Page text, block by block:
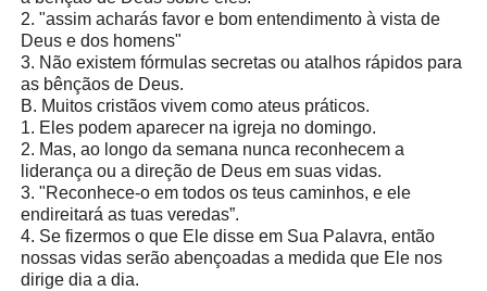
2. "assim acharás favor e bom entendimento à vista de
Deus e dos homens"
3. Não existem fórmulas secretas ou atalhos rápidos para
as bênçãos de Deus.
B. Muitos cristãos vivem como ateus práticos.
1. Eles podem aparecer na igreja no domingo.
2. Mas, ao longo da semana nunca reconhecem a
liderança ou a direção de Deus em suas vidas.
3. "Reconhece-o em todos os teus caminhos, e ele
endireitará as tuas veredas”.
4. Se fizermos o que Ele disse em Sua Palavra, então
nossas vidas serão abençoadas a medida que Ele nos
dirige dia a dia.